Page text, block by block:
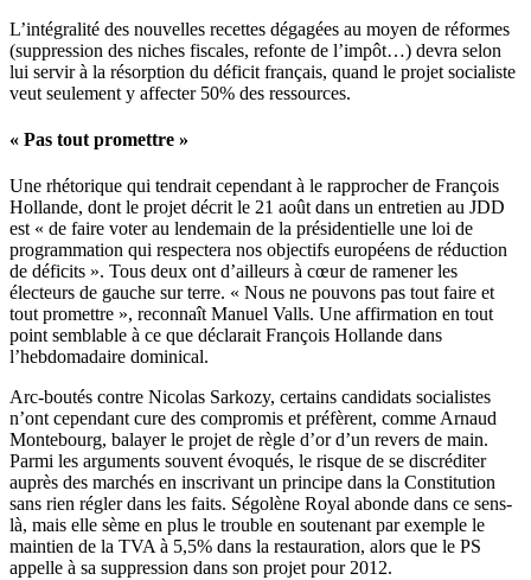
L’intégralité des nouvelles recettes dégagées au moyen de réformes
(suppression des niches fiscales, refonte de l’impôt…) devra selon
lui servir à la résorption du déficit français, quand le projet socialiste
veut seulement y affecter 50% des ressources.
« Pas tout promettre »
Une rhétorique qui tendrait cependant à le rapprocher de François
Hollande, dont le projet décrit le 21 août dans un entretien au JDD
est « de faire voter au lendemain de la présidentielle une loi de
programmation qui respectera nos objectifs européens de réduction
de déficits ». Tous deux ont d’ailleurs à cœur de ramener les
électeurs de gauche sur terre. « Nous ne pouvons pas tout faire et
tout promettre », reconnaît Manuel Valls. Une affirmation en tout
point semblable à ce que déclarait François Hollande dans
l’hebdomadaire dominical.
Arc-boutés contre Nicolas Sarkozy, certains candidats socialistes
n’ont cependant cure des compromis et préfèrent, comme Arnaud
Montebourg, balayer le projet de règle d’or d’un revers de main.
Parmi les arguments souvent évoqués, le risque de se discréditer
auprès des marchés en inscrivant un principe dans la Constitution
sans rien régler dans les faits. Ségolène Royal abonde dans ce sens-
là, mais elle sème en plus le trouble en soutenant par exemple le
maintien de la TVA à 5,5% dans la restauration, alors que le PS
appelle à sa suppression dans son projet pour 2012.